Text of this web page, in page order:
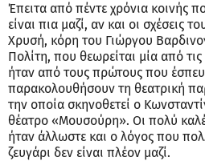
Έπειτα από πέντε χρόνια κοινής
είναι πια μαζί, αν και οι σχέσεις
Χρυσή, κόρη του Γιώργου
Πολίτη, που θεωρείται μία από
ήταν από τους πρώτους που
παρακολουθήσουν τη θεατρική
την οποία σκηνοθετεί ο
θέατρο «Μουσούρη». Οι πολύ
ήταν άλλωστε και ο λόγος που
ζευγάρι δεν είναι πλέον μαζί.